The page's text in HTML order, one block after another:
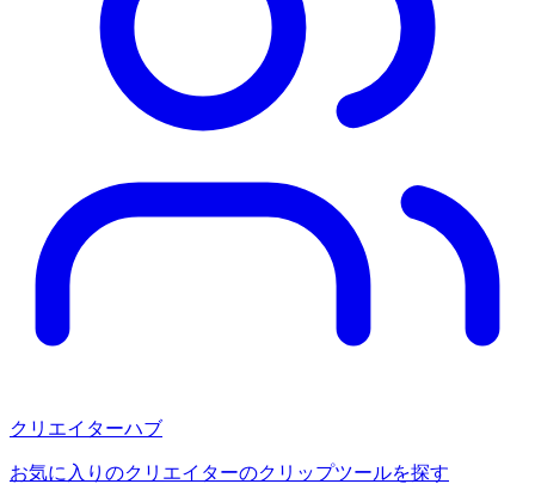
クリエイターハブ
お気に入りのクリエイターのクリップツールを探す